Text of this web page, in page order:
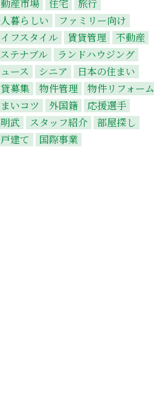
産市場
住宅
旅行
暮らしい
ファミリー向け
フスタイル
賃貸管理
不動産
テナブル
ランドハウジング
ース
シニア
日本の住まい
募集
物件管理
物件リフォーム
いコツ
外国籍
応援選手
武
スタッフ紹介
部屋探し
建て
国際事業